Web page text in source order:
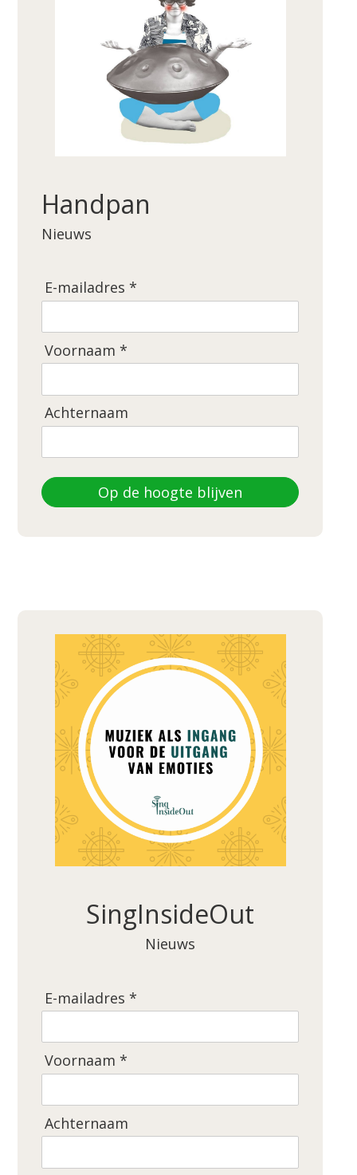
Handpan
Nieuws
E-mailadres *
Voornaam *
Achternaam
Op de hoogte blijven
SingInsideOut
Nieuws
E-mailadres *
Voornaam *
Achternaam